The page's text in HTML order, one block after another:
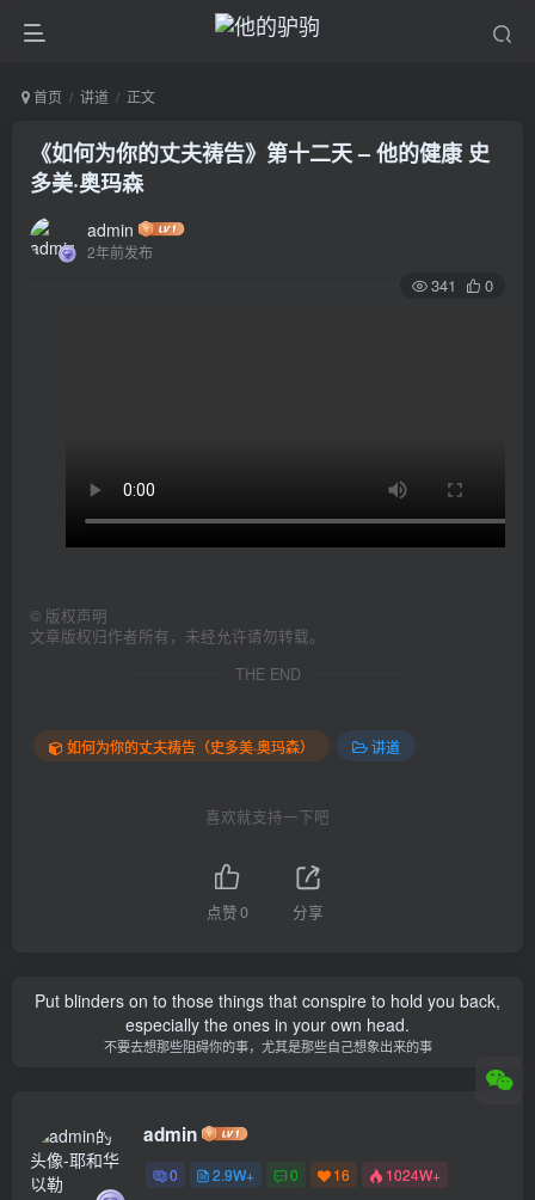
首页 讲道 正文
《如何为你的丈夫祷告》第十二天 – 他的健康 史
多美·奥玛森
admin
2年前发布
341 0
© 版权声明
文章版权归作者所有，未经允许请勿转载。
THE END
如何为你的丈夫祷告（史多美·奥玛森） 讲道
喜欢就支持一下吧
点赞0 分享
Put blinders on to those things that conspire to hold you back,
especially the ones in your own head.
不要去想那些阻碍你的事，尤其是那些自己想象出来的事
admin
0 2.9W+ 0 16 1024W+